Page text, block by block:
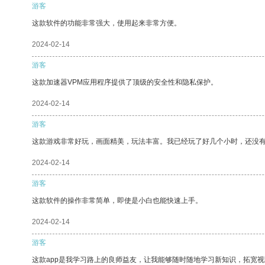
游客
这款软件的功能非常强大，使用起来非常方便。
2024-02-14
游客
这款加速器VPM应用程序提供了顶级的安全性和隐私保护。
2024-02-14
游客
这款游戏非常好玩，画面精美，玩法丰富。我已经玩了好几个小时，还没有
2024-02-14
游客
这款软件的操作非常简单，即使是小白也能快速上手。
2024-02-14
游客
这款app是我学习路上的良师益友，让我能够随时随地学习新知识，拓宽视